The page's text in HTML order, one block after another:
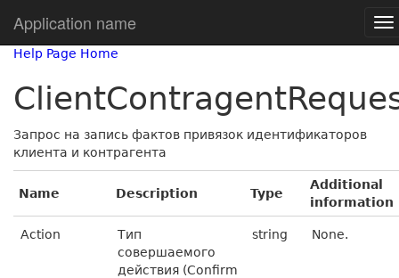
Application name
Help Page Home
Запрос на запись фактов привязок идентификаторов
клиента и контрагента
Name Description Type
Additional
information
Action
Тип
совершаемого
действия (Confirm
string None.